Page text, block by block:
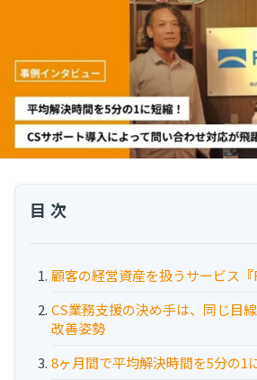
CSツール導入・運用支援
ツール選定・運用支援
Zendesk導入支援
その他ご支援​
ユーザーインタビュー
インサイドセールス代行
顧客の経営資産を扱うサービス『
CS業務支援の決め手は、同じ目
改善姿勢
8ヶ月間で平均解決時間を5分の1
目次